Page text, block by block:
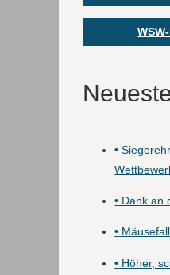
•
• Dank an
•
• Höher,